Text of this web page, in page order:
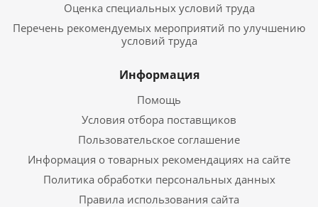
Оценка специальных условий труда
Перечень рекомендуемых мероприятий по улучшению
условий труда
Информация
Помощь
Условия отбора поставщиков
Пользовательское соглашение
Информация о товарных рекомендациях на сайте
Политика обработки персональных данных
Правила использования сайта